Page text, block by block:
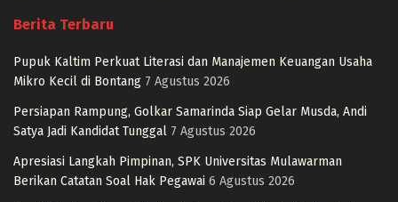
Berita Terbaru
Pupuk Kaltim Perkuat Literasi dan Manajemen Keuangan Usaha
Mikro Kecil di Bontang 7 Agustus 2026
Persiapan Rampung, Golkar Samarinda Siap Gelar Musda, Andi
Satya Jadi Kandidat Tunggal 7 Agustus 2026
Apresiasi Langkah Pimpinan, SPK Universitas Mulawarman
Berikan Catatan Soal Hak Pegawai 6 Agustus 2026